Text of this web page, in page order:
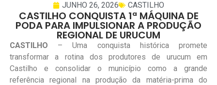
JUNHO 26, 2026 CASTILHO
CASTILHO CONQUISTA 1ª MÁQUINA DE
PODA PARA IMPULSIONAR A PRODUÇÃO
REGIONAL DE URUCUM
CASTILHO – Uma conquista histórica promete
transformar a rotina dos produtores de urucum em
Castilho e consolidar o município como a grande
referência regional na produção da matéria-prima do